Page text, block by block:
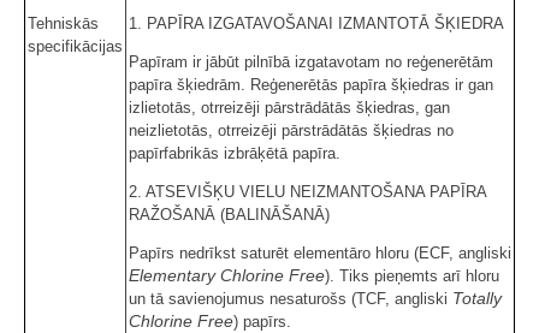
Tehniskās
specifikācijas
1. PAPĪRA IZGATAVOŠANAI IZMANTOTĀ ŠĶIEDRA
Papīram ir jābūt pilnībā izgatavotam no reģenerētām
papīra šķiedrām. Reģenerētās papīra šķiedras ir gan
izlietotās, otrreizēji pārstrādātās šķiedras, gan
neizlietotās, otrreizēji pārstrādātās šķiedras no
papīrfabrikās izbrāķētā papīra.
2. ATSEVIŠĶU VIELU NEIZMANTOŠANA PAPĪRA
RAŽOŠANĀ (BALINĀŠANĀ)
Papīrs nedrīkst saturēt elementāro hloru (ECF, angliski
Elementary Chlorine Free). Tiks pieņemts arī hloru
un tā savienojumus nesaturošs (TCF, angliski Totally
Chlorine Free) papīrs.